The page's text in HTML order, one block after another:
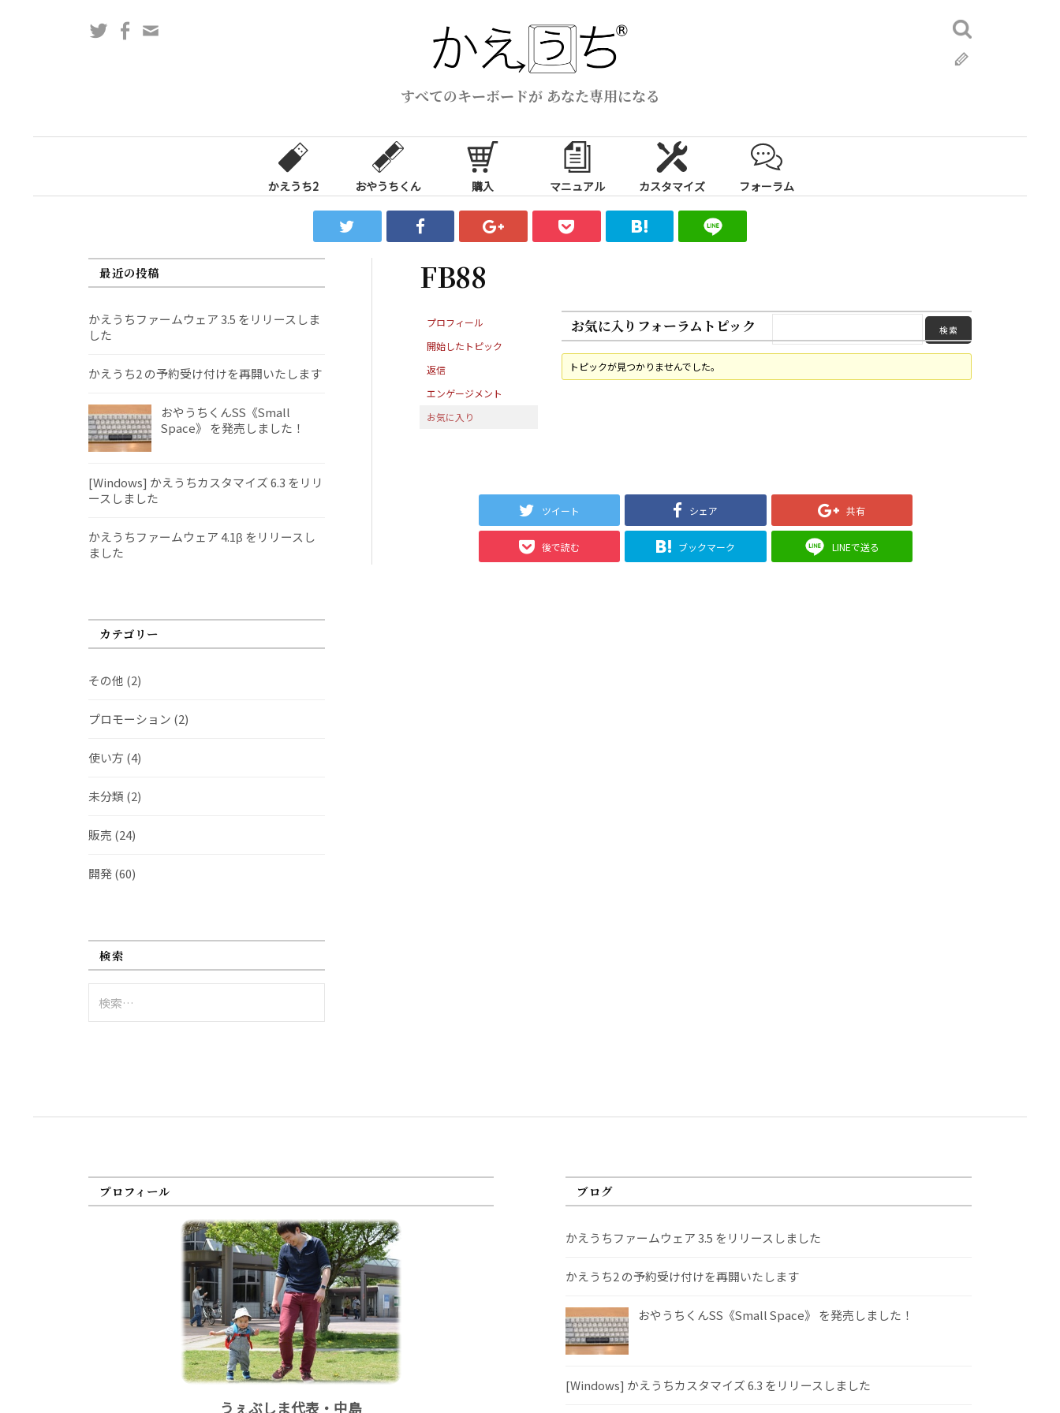
ス
すべてのキーボードが あなた専用になる
TwitterFacebook
検
索:
かえうち2 おやうちくん 購入 マニュアル カスタマイズ フォーラム
FB88
プロフィール
開始したトピック
返信
エンゲージメント
お気に入り
お気に入りフォーラムトピック
トピックが見つかりませんでした。
ツイート シェア 共有
後で読む ブックマーク LINEで送る
最近の投稿
かえうちファームウェア 3.5 をリリースしま
した
かえうち2 の予約受け付けを再開いたします
おやうちくんSS《Small
Space》 を発売しました！
[Windows] かえうちカスタマイズ 6.3 をリリ
ースしました
かえうちファームウェア 4.1β をリリースし
ました
カテゴリー
その他 (2)
プロモーション (2)
使い方 (4)
未分類 (2)
販売 (24)
開発(60)
検索
索:
プロフィール
うぇぶしま代表・中島
ブログ
かえうちファームウェア 3.5 をリリースしました
かえうち2 の予約受け付けを再開いたします
おやうちくんSS《Small Space》 を発売しました！
[Windows] かえうちカスタマイズ 6.3 をリリースしました